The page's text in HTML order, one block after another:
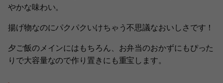
やかな味わい。
揚げ物なのにパクパクいけちゃう不思議なおいしさです！
夕ご飯のメインにはもちろん、お弁当のおかずにもぴった
りで大容量なので作り置きにも重宝します。